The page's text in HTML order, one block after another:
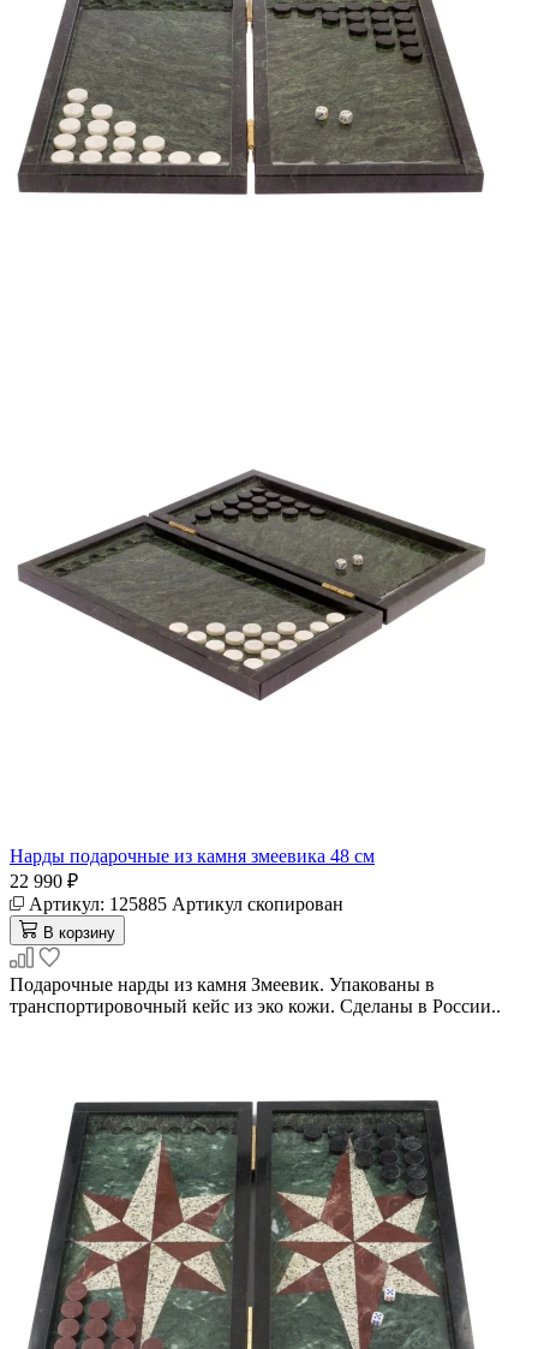
Нарды подарочные из камня змеевика 48 см
22 990 ₽
Артикул: 125885 Артикул скопирован
В корзину
Подарочные нарды из камня Змеевик. Упакованы в
транспортировочный кейс из эко кожи. Сделаны в России..